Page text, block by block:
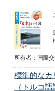
所有者：国際
標準的なカ
（トルコ語